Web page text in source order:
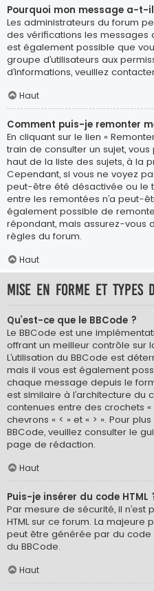
Pourquoi mon message a-t-
Les administrateurs du forum
des vérifications les messages
est également possible que
groupe d’utilisateurs aux
d’informations, veuillez
Haut
Comment puis-je remonter
En cliquant sur le lien «
train de consulter un sujet,
haut de la liste des sujets, à la
Cependant, si vous ne voyez
peut-être été désactivée ou le
entre les remontées n’a peut-
également possible de
répondant, mais assurez-vous
règles du forum.
Haut
Mise en forme et types
Qu’est-ce que le BBCode ?
Le BBCode est une
offrant un meilleur contrôle sur
L’utilisation du BBCode est
mais il vous est également
chaque message depuis le
est similaire à l’architecture du
contenues entre des crochets
chevrons « < » et « > ». Pour
BBCode, veuillez consulter le
page de rédaction.
Haut
Puis-je insérer du code HTML
Par mesure de sécurité, il n’est
HTML sur ce forum. La
peut être générée par du code
du BBCode.
Haut